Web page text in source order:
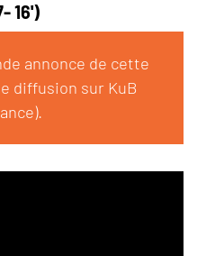
16')
annonce de cette
diffusion sur KuB